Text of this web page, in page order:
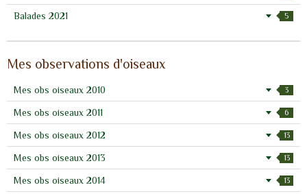
Balades 2021 5
Mes observations d'oiseaux
Mes obs oiseaux 2010 3
Mes obs oiseaux 2011 6
Mes obs oiseaux 2012 13
Mes obs oiseaux 2013 13
Mes obs oiseaux 2014 13